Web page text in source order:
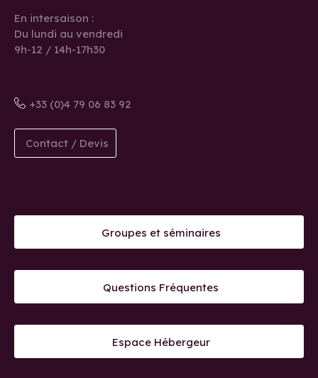
En intersaison :
Du lundi au vendredi
9h-12 / 14h-17h30
+33 (0)4 79 06 83 92
Contact / Devis
Groupes et séminaires
Questions Fréquentes
Espace Hébergeur